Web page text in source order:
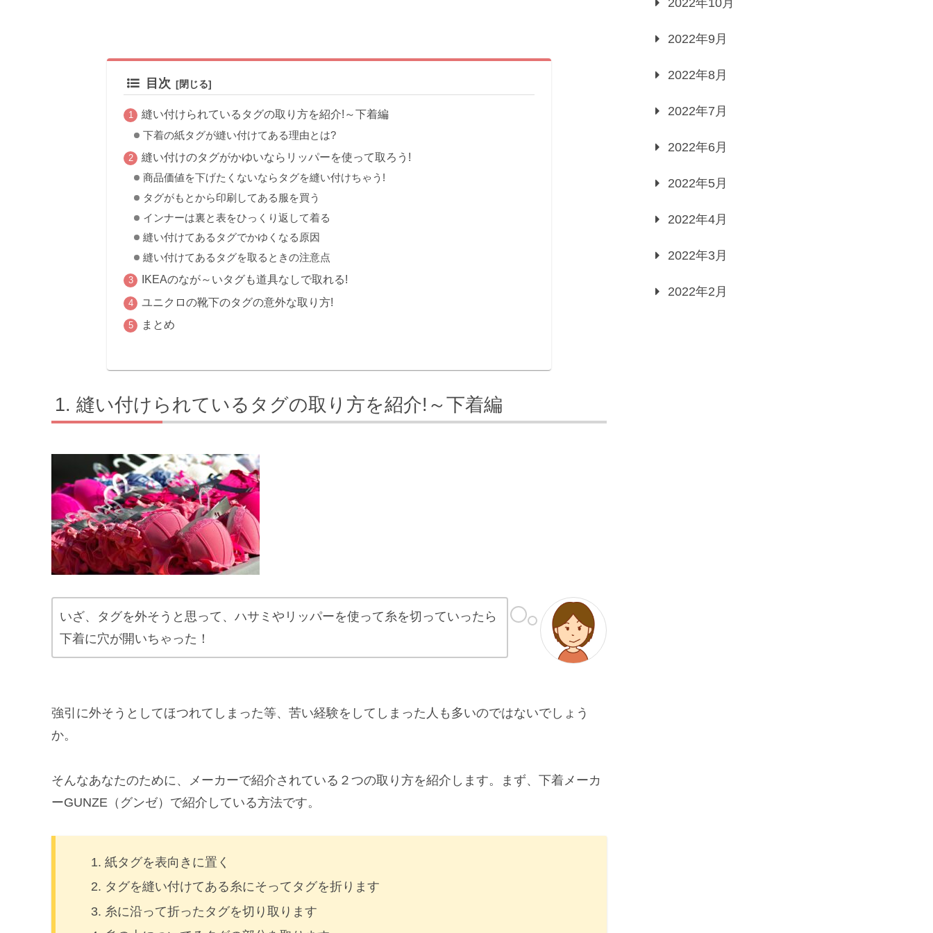
目次
縫い付けられているタグの取り方を紹介!～下着編
下着の紙タグが縫い付けてある理由とは?
縫い付けのタグがかゆいならリッパーを使って取ろう!
商品価値を下げたくないならタグを縫い付けちゃう!
タグがもとから印刷してある服を買う
インナーは裏と表をひっくり返して着る
縫い付けてあるタグでかゆくなる原因
縫い付けてあるタグを取るときの注意点
IKEAのなが～いタグも道具なしで取れる!
ユニクロの靴下のタグの意外な取り方!
まとめ
縫い付けられているタグの取り方を紹介!～下着編
いざ、タグを外そうと思って、ハサミやリッパーを使って糸を切っていったら
下着に穴が開いちゃった！
強引に外そうとしてほつれてしまった等、苦い経験をしてしまった人も多いのではないでしょう
か。
そんなあなたのために、メーカーで紹介されている２つの取り方を紹介します。まず、下着メーカ
ーGUNZE（グンゼ）で紹介している方法です。
紙タグを表向きに置く
タグを縫い付けてある糸にそってタグを折ります
糸に沿って折ったタグを切り取ります
2022年9月
2022年8月
2022年7月
2022年6月
2022年5月
2022年4月
2022年3月
2022年2月